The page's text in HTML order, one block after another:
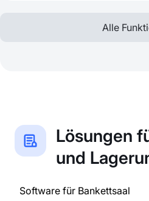
Alle
Lösungen
und
Software für Bankettsaal